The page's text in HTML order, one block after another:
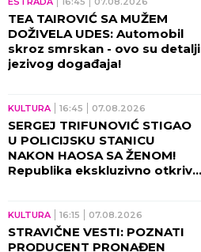
TEA TAIROVIĆ SA MUŽEM
DOŽIVELA UDES: Automobil
skroz smrskan - ovo su detalji
jezivog događaja!
KULTURA 16:45 07.08.2026
SERGEJ TRIFUNOVIĆ STIGAO
U POLICIJSKU STANICU
NAKON HAOSA SA ŽENOM!
Republika ekskluzivno otkriva
KULTURA 16:15 07.08.2026
STRAVIČNE VESTI: POZNATI
PRODUCENT PRONAĐEN